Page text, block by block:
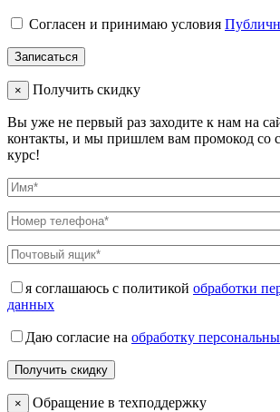
Согласен и принимаю условия
× Получить скидку
Вы уже не первый раз заходите к нам на
контакты, и мы пришлем вам промокод со
курс!
я соглашаюсь с политикой обработки
данных
Даю согласие на обработку
× Обращение в техподдержку